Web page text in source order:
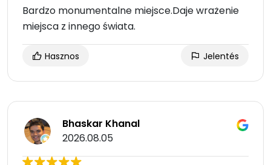
Bardzo monumentalne miejsce.Daje wrażenie
miejsca z innego świata.
Hasznos Jelentés
Bhaskar Khanal
2026.08.05